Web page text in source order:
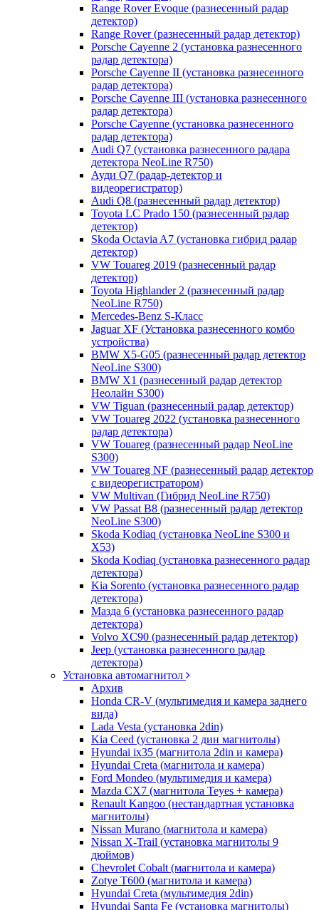
Range Rover Evoque (разнесенный радар
детектор)
Range Rover (разнесенный радар детектор)
Porsche Cayenne 2 (установка разнесенного
радар детектора)
Porsche Cayenne II (установка разнесенного
радар детектора)
Porsche Cayenne III (установка разнесенного
радар детектора)
Porsche Cayenne (установка разнесенного
радар детектора)
Audi Q7 (установка разнесенного радара
детектора NeoLine R750)
Ауди Q7 (радар-детектор и
видеорегистратор)
Audi Q8 (разнесенный радар детектор)
Toyota LC Prado 150 (разнесенный радар
детектор)
Skoda Octavia A7 (установка гибрид радар
детектор)
VW Touareg 2019 (разнесенный радар
детектор)
Toyota Highlander 2 (разнесенный радар
NeoLine R750)
Mercedes-Benz S-Класс
Jaguar XF (Установка разнесенного комбо
устройства)
BMW X5-G05 (разнесенный радар детектор
NeoLine S300)
BMW X1 (разнесенный радар детектор
Неолайн S300)
VW Tiguan (разнесенный радар детектор)
VW Touareg 2022 (установка разнесенного
радар детектора)
VW Touareg (разнесенный радар NeoLine
S300)
VW Touareg NF (разнесенный радар детектор
с видеорегистратором)
VW Multivan (Гибрид NeoLine R750)
VW Passat B8 (разнесенный радар детектор
NeoLine S300)
Skoda Kodiaq (установка NeoLine S300 и
X53)
Skoda Kodiaq (установка разнесенного радар
детектора)
Kia Sorento (установка разнесенного радар
детектора)
Мазда 6 (установка разнесенного радар
детектора)
Volvo XC90 (разнесенный радар детектор)
Jeep (установка разнесенного радар
детектора)
Установка автомагнитол
Архив
Honda CR-V (мультимедия и камера заднего
вида)
Lada Vesta (установка 2din)
Kia Ceed (установка 2 дин магнитолы)
Hyundai ix35 (магнитола 2din и камера)
Hyundai Creta (магнитола и камера)
Ford Mondeo (мультимедия и камера)
Mazda CX7 (магнитола Teyes + камера)
Renault Kangoo (нестандартная установка
магнитолы)
Nissan Murano (магнитола и камера)
Nissan X-Trail (установка магнитолы 9
дюймов)
Chevrolet Cobalt (магнитола и камера)
Zotye T600 (магнитола и камера)
Hyundai Creta (мультимедия 2din)
Hyundai Santa Fe (установка магнитолы)